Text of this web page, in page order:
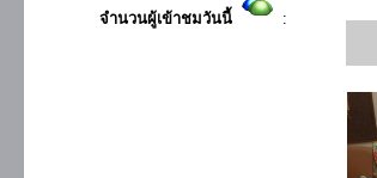
จำนวนผู้เข้าชมวันนี้ :